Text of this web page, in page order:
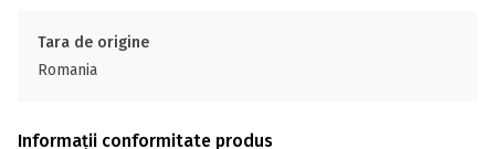
Tara de origine
Romania
Informații conformitate produs